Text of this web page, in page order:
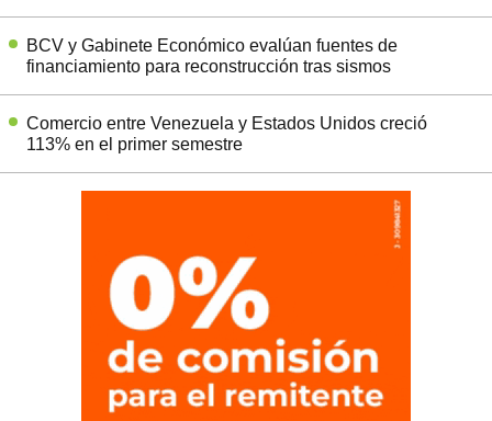
BCV y Gabinete Económico evalúan fuentes de
financiamiento para reconstrucción tras sismos
Comercio entre Venezuela y Estados Unidos creció
113% en el primer semestre